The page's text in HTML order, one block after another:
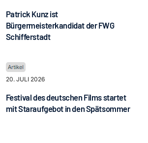
Patrick Kunz ist
Bürgermeisterkandidat der FWG
Schifferstadt
20. JULI 2026
Festival des deutschen Films startet
mit Staraufgebot in den Spätsommer